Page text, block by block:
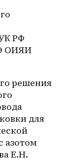
РФ
ОИЯИ
решения
для
азотом
Е.Н.